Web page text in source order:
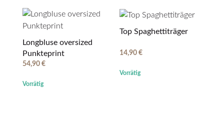
Longbluse oversized
Punkteprint
54,90 €
Vorrätig
Top Spaghettiträger
14,90 €
Vorrätig